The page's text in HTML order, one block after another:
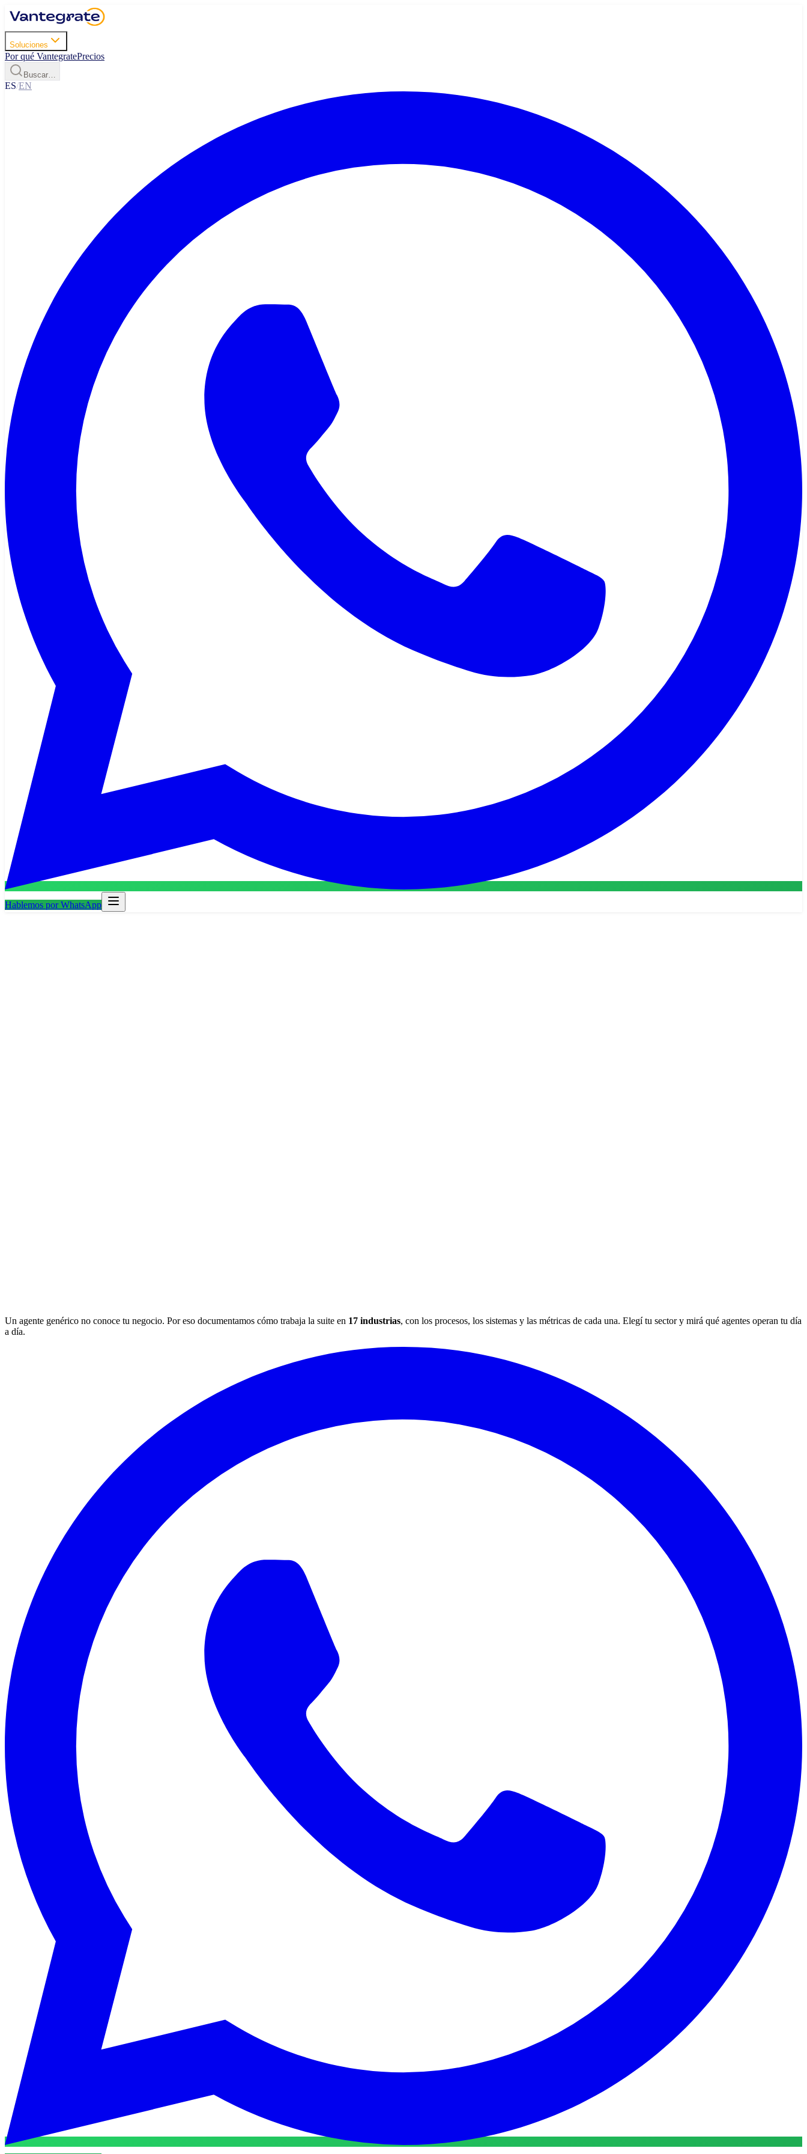
Soluciones
Por qué VantegratePrecios
Buscar…
ES/EN
Hablemos por WhatsApp
Un agente genérico no conoce tu negocio. Por eso documentamos cómo trabaja la suite en 17 industrias, con los procesos, los sistemas y las métricas de cada una. Elegí tu sector y mirá qué agentes operan tu día
a día.